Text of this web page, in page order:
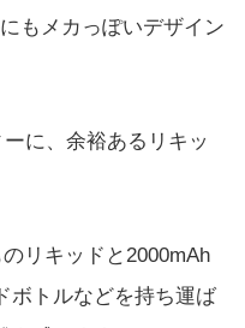
もメカっぽいデザイン
に、余裕あるリキッ
リキッドと2000mAh
ボトルなどを持ち運ば